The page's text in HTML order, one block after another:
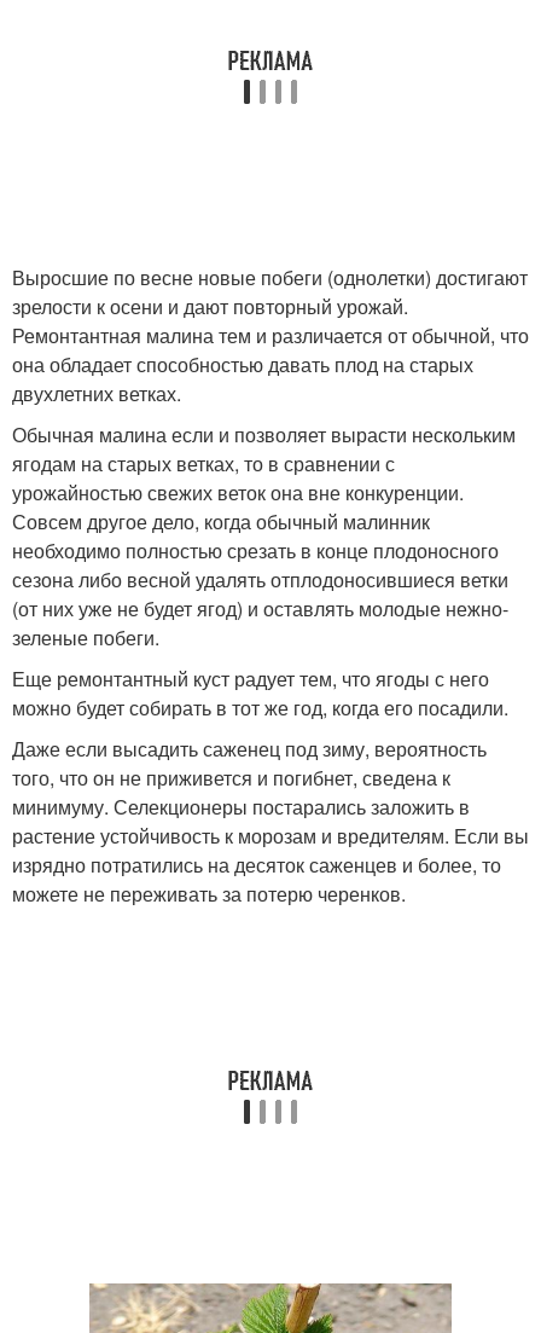
Выросшие по весне новые побеги (однолетки) достигают
зрелости к осени и дают повторный урожай.
Ремонтантная малина тем и различается от обычной, что
она обладает способностью давать плод на старых
двухлетних ветках.
Обычная малина если и позволяет вырасти нескольким
ягодам на старых ветках, то в сравнении с
урожайностью свежих веток она вне конкуренции.
Совсем другое дело, когда обычный малинник
необходимо полностью срезать в конце плодоносного
сезона либо весной удалять отплодоносившиеся ветки
(от них уже не будет ягод) и оставлять молодые нежно-
зеленые побеги.
Еще ремонтантный куст радует тем, что ягоды с него
можно будет собирать в тот же год, когда его посадили.
Даже если высадить саженец под зиму, вероятность
того, что он не приживется и погибнет, сведена к
минимуму. Селекционеры постарались заложить в
растение устойчивость к морозам и вредителям. Если вы
изрядно потратились на десяток саженцев и более, то
можете не переживать за потерю черенков.